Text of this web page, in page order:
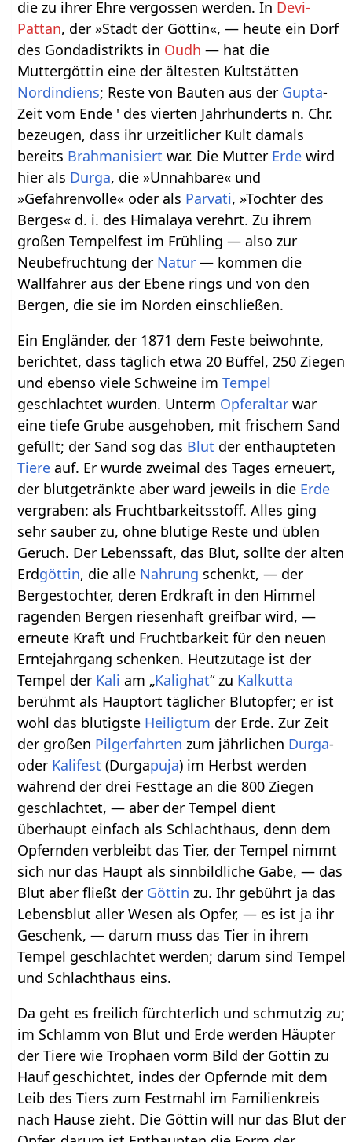
die zu ihrer Ehre vergossen werden. In Devi-
Pattan, der »Stadt der Göttin«, — heute ein Dorf
des Gondadistrikts in Oudh — hat die
Muttergöttin eine der ältesten Kultstätten
Nordindiens; Reste von Bauten aus der Gupta-
Zeit vom Ende ' des vierten Jahrhunderts n. Chr.
bezeugen, dass ihr urzeitlicher Kult damals
bereits Brahmanisiert war. Die Mutter Erde wird
hier als Durga, die »Unnahbare« und
»Gefahrenvolle« oder als Parvati, »Tochter des
Berges« d. i. des Himalaya verehrt. Zu ihrem
großen Tempelfest im Frühling — also zur
Neubefruchtung der Natur — kommen die
Wallfahrer aus der Ebene rings und von den
Bergen, die sie im Norden einschließen.
Ein Engländer, der 1871 dem Feste beiwohnte,
berichtet, dass täglich etwa 20 Büffel, 250 Ziegen
und ebenso viele Schweine imTempel
geschlachtet wurden. Unterm Opferaltar war
eine tiefe Grube ausgehoben, mit frischem Sand
gefüllt; der Sand sog das Blut der enthaupteten
Tiere auf. Er wurde zweimal des Tages erneuert,
der blutgetränkte aber ward jeweils in die Erde
vergraben: als Fruchtbarkeitsstoff. Alles ging
sehr sauber zu, ohne blutige Reste und üblen
Geruch. Der Lebenssaft, das Blut, sollte der alten
Erdgöttin, die alle Nahrung schenkt, — der
Bergestochter, deren Erdkraft in den Himmel
ragenden Bergen riesenhaft greifbar wird, —
erneute Kraft und Fruchtbarkeit für den neuen
Erntejahrgang schenken. Heutzutage ist der
Tempel der Kali am „Kalighat“ zu Kalkutta
berühmt als Hauptort täglicher Blutopfer; er ist
wohl das blutigste Heiligtum der Erde. Zur Zeit
der großen Pilgerfahrten zum jährlichen Durga-
oder Kalifest (Durgapuja) im Herbst werden
während der drei Festtage an die 800 Ziegen
geschlachtet, — aber der Tempel dient
überhaupt einfach als Schlachthaus, denn dem
Opfernden verbleibt das Tier, der Tempel nimmt
sich nur das Haupt als sinnbildliche Gabe, — das
Blut aber fließt der Göttin zu. Ihr gebührt ja das
Lebensblut aller Wesen als Opfer, — es ist ja ihr
Geschenk, — darum muss das Tier in ihrem
Tempel geschlachtet werden; darum sind Tempel
und Schlachthaus eins.
Da geht es freilich fürchterlich und schmutzig zu;
im Schlamm von Blut und Erde werden Häupter
der Tiere wie Trophäen vorm Bild der Göttin zu
Hauf geschichtet, indes der Opfernde mit dem
Leib des Tiers zum Festmahl im Familienkreis
nach Hause zieht. Die Göttin will nur das Blut der